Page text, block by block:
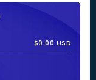
$0.00 USD